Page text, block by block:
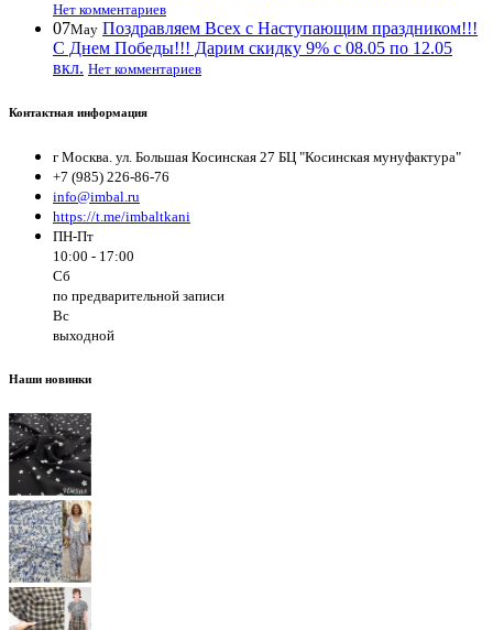
Нет комментариев
07May Поздравляем Всех с Наступающим праздником!!!
С Днем Победы!!! Дарим скидку 9% с 08.05 по 12.05
вкл. Нет комментариев
Контактная информация
г Москва. ул. Большая Косинская 27 БЦ "Косинская мунуфактура"
+7 (985) 226-86-76
info@imbal.ru
https://t.me/imbaltkani
ПН-Пт
10:00 - 17:00
Сб
по предварительной записи
Вс
выходной
Наши новинки